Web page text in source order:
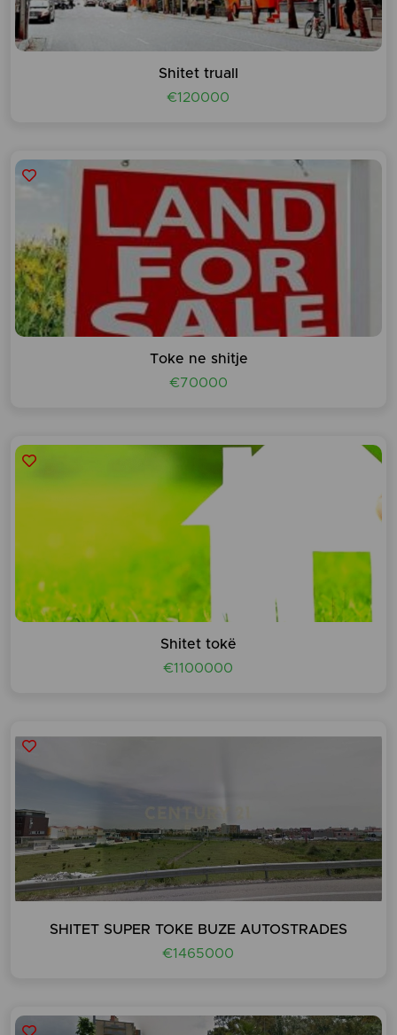
Shitet truall
€120000
Toke ne shitje
€70000
Shitet tokë
€1100000
SHITET SUPER TOKE BUZE AUTOSTRADES
€1465000